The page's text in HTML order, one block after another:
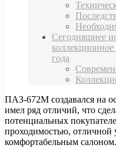
Сегодняшнее
года
ПАЗ-672М создавался на
имел ряд отличий, что
потенциальных
проходимостью, отличной
комфортабельным салоном.